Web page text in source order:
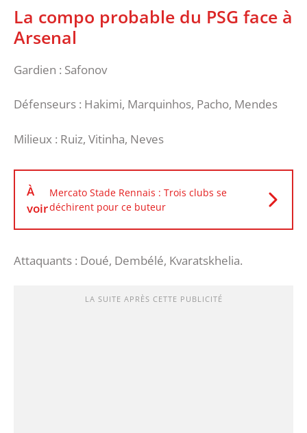
La compo probable du PSG face à
Arsenal
Gardien : Safonov
Défenseurs : Hakimi, Marquinhos, Pacho, Mendes
Milieux : Ruiz, Vitinha, Neves
À
voir
Mercato Stade Rennais : Trois clubs se
déchirent pour ce buteur
Attaquants : Doué, Dembélé, Kvaratskhelia.
LA SUITE APRÈS CETTE PUBLICITÉ